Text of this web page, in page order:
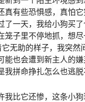
真有些恐惧感，真怕
了一天，我给小狗买
笼子里不停地抓，想
无助的样子，我突然
能也会遭到新主人的
拼命挣扎怎么也逃
我比它还惨，这条小